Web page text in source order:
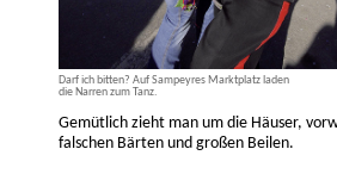
Darf ich bitten? Auf Sampeyres Marktplatz laden
die Narren zum Tanz.
Gemütlich zieht man um die Häuser,
falschen Bärten und großen Beilen.